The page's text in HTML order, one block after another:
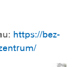
https://bez-